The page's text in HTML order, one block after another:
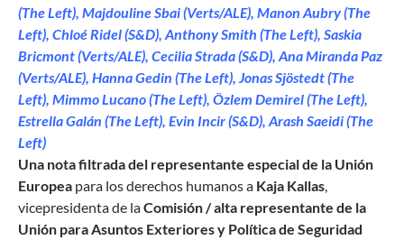
(The Left), Majdouline Sbai (Verts/ALE), Manon Aubry (The
Left), Chloé Ridel (S&D), Anthony Smith (The Left), Saskia
Bricmont (Verts/ALE), Cecilia Strada (S&D), Ana Miranda Paz
(Verts/ALE), Hanna Gedin (The Left), Jonas Sjöstedt (The
Left), Mimmo Lucano (The Left), Özlem Demirel (The Left),
Estrella Galán (The Left), Evin Incir (S&D), Arash Saeidi (The
Left)
Una nota filtrada del representante especial de la Unión
Europea para los derechos humanos a Kaja Kallas,
vicepresidenta de laComisión / alta representante de la
Unión para Asuntos Exteriores y Política de Seguridad